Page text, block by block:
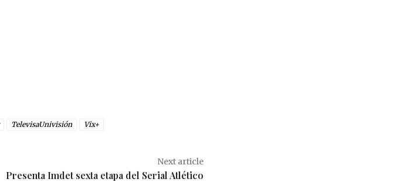
TelevisaUnivisión Vix+
Next article
Presenta Imdet sexta etapa del Serial Atlético